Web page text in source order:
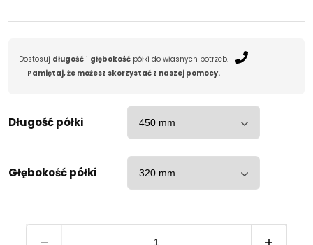
Dostosuj długość i głębokość półki do własnych potrzeb.
Pamiętaj, że możesz skorzystać z naszej pomocy.
Długość półki
Głębokość półki